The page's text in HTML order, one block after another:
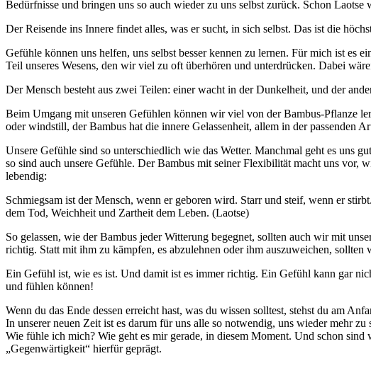
Bedürfnisse und bringen uns so auch wieder zu uns selbst zurück. Schon Laotse
Der Reisende ins Innere findet alles, was er sucht, in sich selbst. Das ist die
Gefühle können uns helfen, uns selbst besser kennen zu lernen. Für mich ist es
Teil unseres Wesens, den wir viel zu oft überhören und unterdrücken. Dabei
Der Mensch besteht aus zwei Teilen: einer wacht in der Dunkelheit, und der
Beim Umgang mit unseren Gefühlen können wir viel von der Bambus-Pflanze
oder windstill, der Bambus hat die innere Gelassenheit, allem in der passenden
Unsere Gefühle sind so unterschiedlich wie das Wetter. Manchmal geht es uns
so sind auch unsere Gefühle. Der Bambus mit seiner Flexibilität macht uns
lebendig:
Schmiegsam ist der Mensch, wenn er geboren wird. Starr und steif, wenn er
dem Tod, Weichheit und Zartheit dem Leben. (Laotse)
So gelassen, wie der Bambus jeder Witterung begegnet, sollten auch wir mit
richtig. Statt mit ihm zu kämpfen, es abzulehnen oder ihm auszuweichen,
Ein Gefühl ist, wie es ist. Und damit ist es immer richtig. Ein Gefühl kann gar
und fühlen können!
Wenn du das Ende dessen erreicht hast, was du wissen solltest, stehst du am
In unserer neuen Zeit ist es darum für uns alle so notwendig, uns wieder mehr
Wie fühle ich mich? Wie geht es mir gerade, in diesem Moment. Und schon
„Gegenwärtigkeit“ hierfür geprägt.